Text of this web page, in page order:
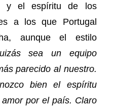
y el espíritu de los
a los que Portugal
aunque el estilo
sea un equipo
parecido al nuestro.
bien el espíritu
por el país. Claro